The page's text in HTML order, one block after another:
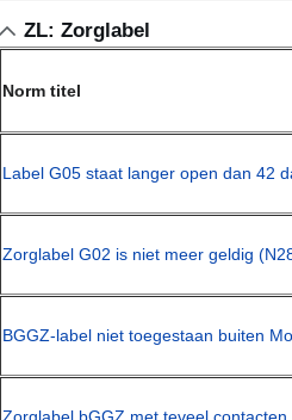
ZL: Zorglabel
Norm titel
Label G05 staat langer open dan 42
Zorglabel G02 is niet meer geldig
BGGZ-label niet toegestaan buiten